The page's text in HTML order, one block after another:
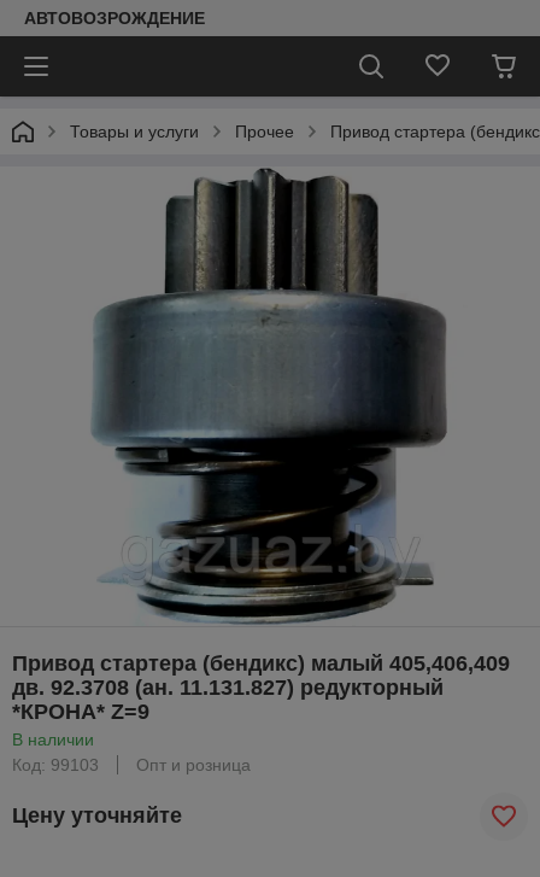
АВТОВОЗРОЖДЕНИЕ
Товары и услуги Прочее Привод стартера
Привод стартера (бендикс) малый 405,406,409
дв. 92.3708 (ан. 11.131.827) редукторный
*КРОНА* Z=9
В наличии
Код: 99103
Опт и розница
Цену уточняйте